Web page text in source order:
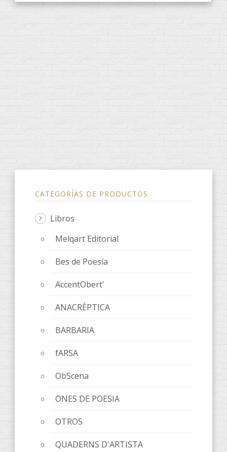
CATEGORÍAS DE PRODUCTOS
Libros
Melqart Editorial
Bes de Poesía
AccentObert'
ANACRÈPTICA
BARBARIA
fARSA
ObScena
ONES DE POESIA
OTROS
QUADERNS D'ARTISTA